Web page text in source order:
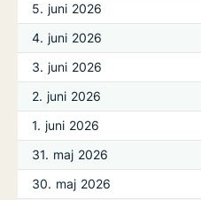
5. juni 2026
4. juni 2026
3. juni 2026
2. juni 2026
1. juni 2026
31. maj 2026
30. maj 2026